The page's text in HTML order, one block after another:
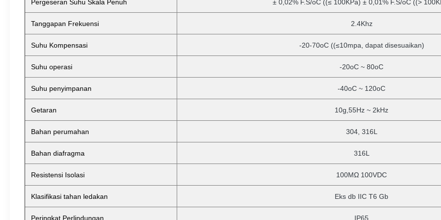
Pergeseran Suhu Skala Penuh ± 0,02% F.S/oC ((≤ 100KPa) ± 0,01% F.S/oC ((>
Tanggapan Frekuensi 2.4Khz
Suhu Kompensasi -20-70oC ((≤10mpa, dapat disesuaikan)
Suhu operasi -20oC ~ 80oC
Suhu penyimpanan -40oC ~ 120oC
Getaran 10g,55Hz ~ 2kHz
Bahan perumahan 304, 316L
Bahan diafragma 316L
Resistensi Isolasi 100MΩ 100VDC
Klasifikasi tahan ledakan Eks db IIC T6 Gb
Peringkat Perlindungan IP65